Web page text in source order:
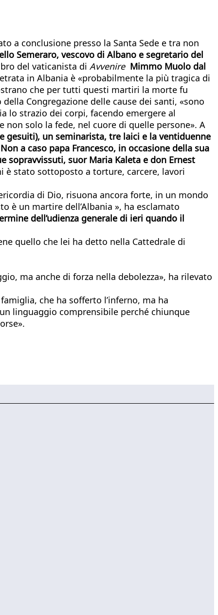
a conclusione presso la Santa Sede e tra non
Semeraro, vescovo di Albano e segretario del
del vaticanista di Avvenire Mimmo Muolo dal
in Albania è «probabilmente la più tragica di
che per tutti questi martiri la morte fu
Congregazione delle cause dei santi, «sono
lo strazio dei corpi, facendo emergere al
solo la fede, nel cuore di quelle persone». A
gesuiti), un seminarista, tre laici e la ventiduenne
a caso papa Francesco, in occasione della sua
sopravvissuti, suor Maria Kaleta e don Ernest
è stato sottoposto a torture, carcere, lavori
di Dio, risuona ancora forte, in un mondo
è un martire dell’Albania », ha esclamato
dell’udienza generale di ieri quando il
quello che lei ha detto nella Cattedrale di
ma anche di forza nella debolezza», ha rilevato
che ha sofferto l’inferno, ma ha
linguaggio comprensibile perché chiunque